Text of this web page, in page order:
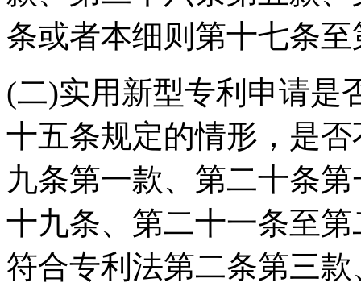
条或者本细则第十七条
(二)实用新型专利申请是
十五条规定的情形，是
九条第一款、第二十条
十九条、第二十一条至
符合专利法第二条第三